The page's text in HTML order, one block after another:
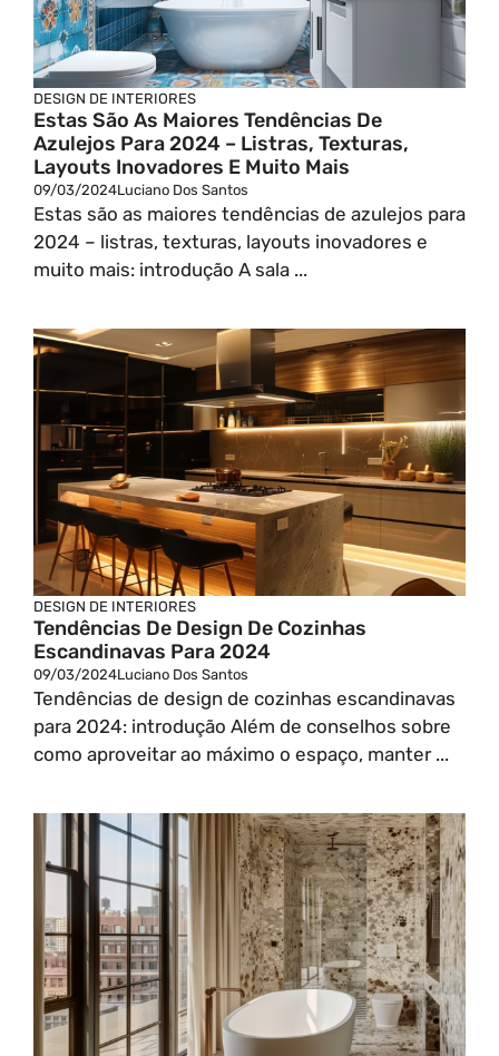
DESIGN DE INTERIORES
Estas São As Maiores Tendências De
Azulejos Para 2024 – Listras, Texturas,
Layouts Inovadores E Muito Mais
09/03/2024Luciano Dos Santos
Estas são as maiores tendências de azulejos para
2024 – listras, texturas, layouts inovadores e
muito mais: introdução A sala ...
DESIGN DE INTERIORES
Tendências De Design De Cozinhas
Escandinavas Para 2024
09/03/2024Luciano Dos Santos
Tendências de design de cozinhas escandinavas
para 2024: introdução Além de conselhos sobre
como aproveitar ao máximo o espaço, manter ...